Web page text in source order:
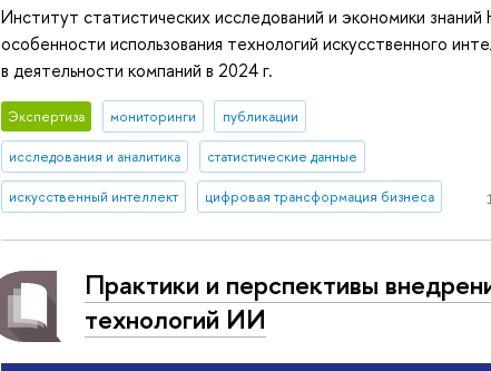
Институт статистических исследований и экономики
особенности использования технологий искусственного
в деятельности компаний в 2024 г.
Экспертиза мониторинги публикации
исследования и аналитика статистические данные
искусственный интеллект цифровая трансформация бизнеса
Практики и перспективы
технологий ИИ